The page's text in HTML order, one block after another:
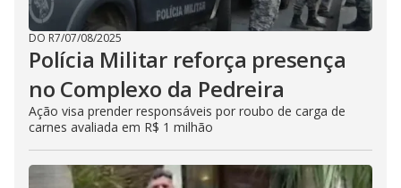
DO R7/07/08/2025
Polícia Militar reforça presença
no Complexo da Pedreira
Ação visa prender responsáveis por roubo de carga de
carnes avaliada em R$ 1 milhão